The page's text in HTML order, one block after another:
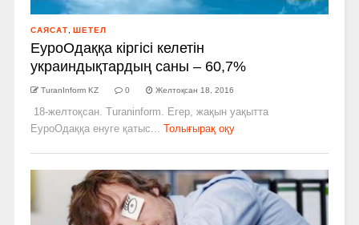
САЯСАТ ШЕТЕЛ
ЕуроОдаққа кіргісі келетін
украиндықтардың саны – 60,7%
TuranInform KZ 0 Желтоқсан 18, 2016
18-желтоқсан. Turaninform. Егер, жақын уақытта
ЕуроОдаққа енуге қатыс...
Толығырақ оқу